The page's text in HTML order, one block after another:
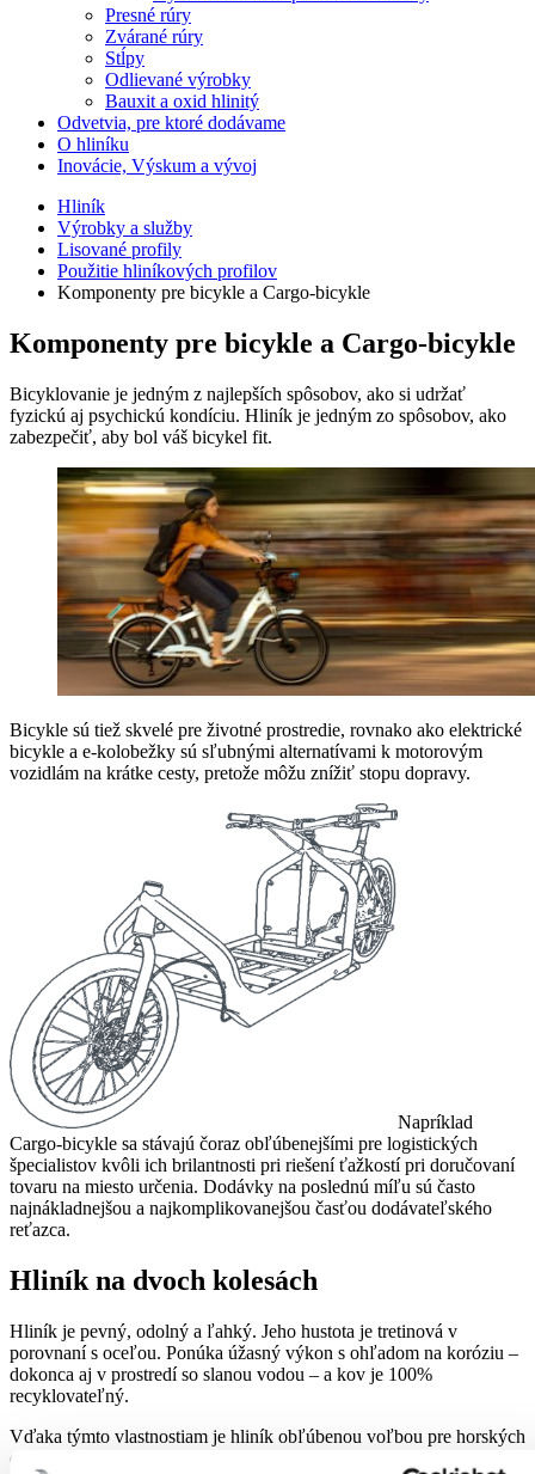
Presné rúry
Zvárané rúry
Stĺpy
Odlievané výrobky
Bauxit a oxid hlinitý
Odvetvia, pre ktoré dodávame
O hliníku
Inovácie, Výskum a vývoj
Hliník
Výrobky a služby
Lisované profily
Použitie hliníkových profilov
Komponenty pre bicykle a Cargo-bicykle
Komponenty pre bicykle a Cargo-bicykle
Bicyklovanie je jedným z najlepších spôsobov, ako si udržať
fyzickú aj psychickú kondíciu. Hliník je jedným zo spôsobov, ako
zabezpečiť, aby bol váš bicykel fit.
Bicykle sú tiež skvelé pre životné prostredie, rovnako ako elektrické
bicykle a e-kolobežky sú sľubnými alternatívami k motorovým
vozidlám na krátke cesty, pretože môžu znížiť stopu dopravy.
Napríklad
Cargo-bicykle sa stávajú čoraz obľúbenejšími pre logistických
špecialistov kvôli ich brilantnosti pri riešení ťažkostí pri doručovaní
tovaru na miesto určenia. Dodávky na poslednú míľu sú často
najnákladnejšou a najkomplikovanejšou časťou dodávateľského
reťazca.
Hliník na dvoch kolesách
Hliník je pevný, odolný a ľahký. Jeho hustota je tretinová v
porovnaní s oceľou. Ponúka úžasný výkon s ohľadom na koróziu –
dokonca aj v prostredí so slanou vodou – a kov je 100%
recyklovateľný.
Vďaka týmto vlastnostiam je hliník obľúbenou voľbou pre horských
cyklistov, turistických cyklistov, kuriérov na poslednú míľu,